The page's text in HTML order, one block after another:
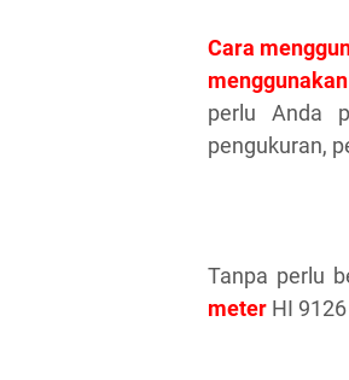
Cara
perlu Anda
pengukuran,
Tanpa perlu
meter HI